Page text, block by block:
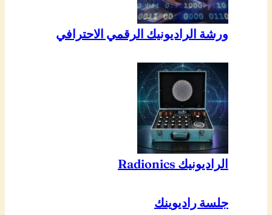
ورشة الراديونيك الرقمي الاحترافي
الراديونيك Radionics
جلسة راديوينك